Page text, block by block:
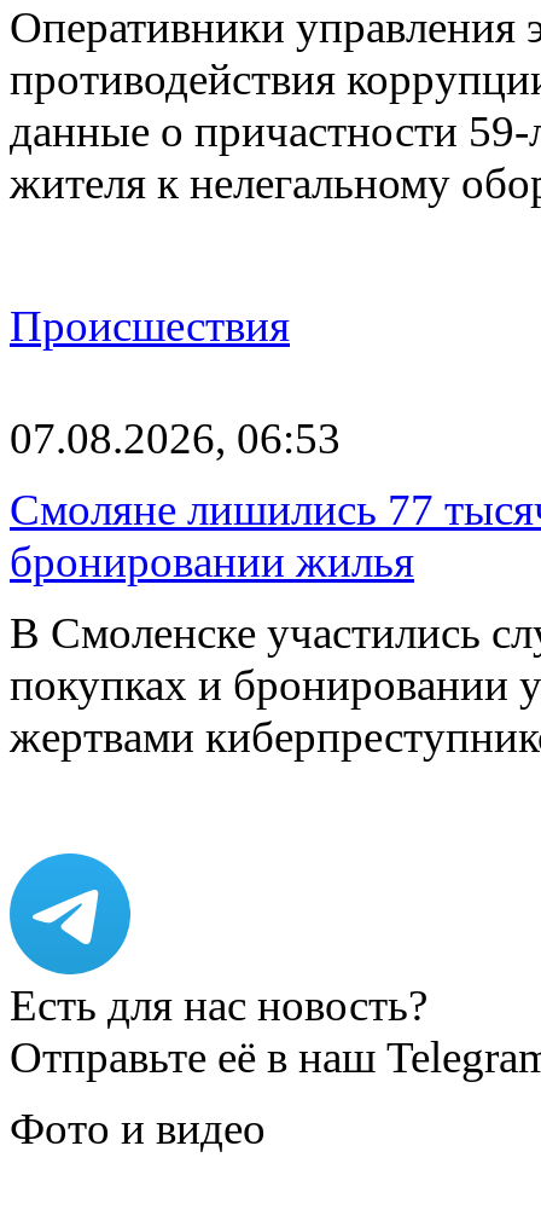
Оперативники управления
противодействия
данные о причастности 59-
жителя к нелегальному
Происшествия
07.08.2026, 06:53
Смоляне лишились 77
бронировании жилья
В Смоленске участились
покупках и бронировании
жертвами
Есть для нас новость?
Отправьте её в наш
Фото и видео